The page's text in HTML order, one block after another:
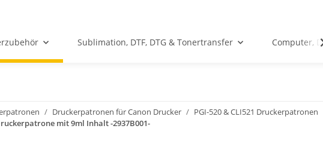
Sublimation, DTF, DTG & Tonertransfer Computer,
Druckerpatronen für Canon Drucker
PGI-520 & CLI521 Druckerpatronen
mit 9ml Inhalt -2937B001-